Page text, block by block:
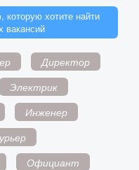
хотите найти
вакансий
Директор
Электрик
Инженер
Официант